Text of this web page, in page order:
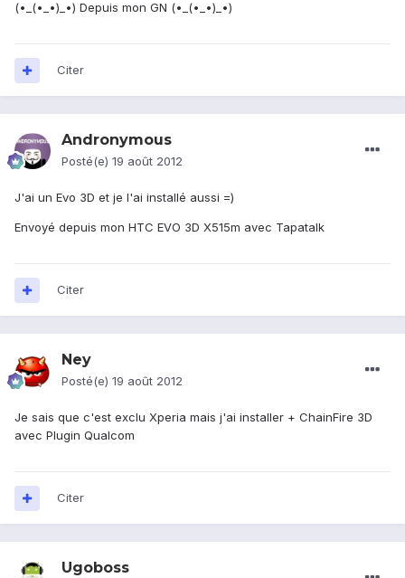
(•_(•_•)_•) Depuis mon GN (•_(•_•)_•)
Citer
Andronymous
Posté(e) 19 août 2012
J'ai un Evo 3D et je l'ai installé aussi =)
Envoyé depuis mon HTC EVO 3D X515m avec Tapatalk
Citer
Ney
Posté(e) 19 août 2012
Je sais que c'est exclu Xperia mais j'ai installer + ChainFire 3D
avec Plugin Qualcom
Citer
Ugoboss